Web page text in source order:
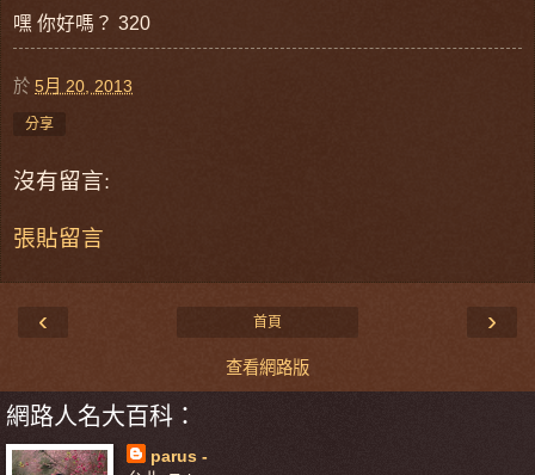
嘿 你好嗎？ 320
於 5月 20, 2013
分享
沒有留言:
張貼留言
‹ ›
首頁
查看網路版
網路人名大百科：
parus -